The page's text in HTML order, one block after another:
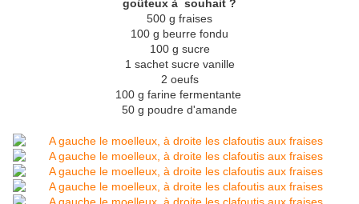
goûteux à souhait ?
500 g fraises
100 g beurre fondu
100 g sucre
1 sachet sucre vanille
2 oeufs
100 g farine fermentante
50 g poudre d'amande